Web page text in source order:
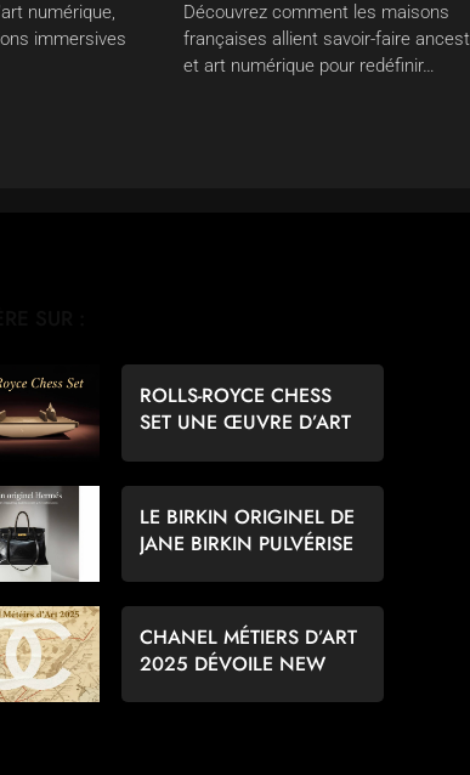
numérique,
immersives
Découvrez comment les maisons
françaises allient savoir-faire
et art numérique pour redéfinir…
ROLLS-ROYCE CHESS
SET UNE ŒUVRE D’ART
LE BIRKIN ORIGINEL DE
JANE BIRKIN PULVÉRISE
CHANEL MÉTIERS D’ART
2025 DÉVOILE NEW